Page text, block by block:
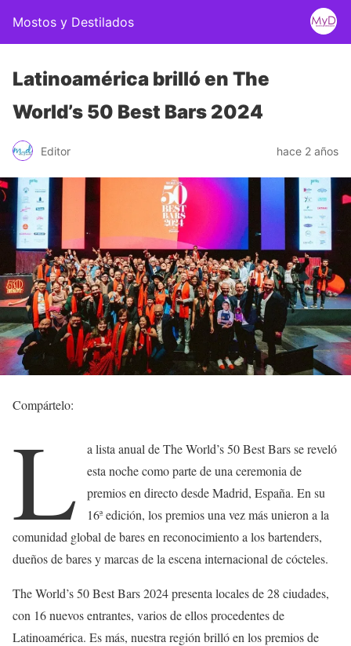
Mostos y Destilados
Latinoamérica brilló en The
World’s 50 Best Bars 2024
Editor hace 2 años
Compártelo:
L
a lista anual de The World’s 50 Best Bars se reveló
esta noche como parte de una ceremonia de
premios en directo desde Madrid, España. En su
16ª edición, los premios una vez más unieron a la
comunidad global de bares en reconocimiento a los bartenders,
dueños de bares y marcas de la escena internacional de cócteles.
The World’s 50 Best Bars 2024 presenta locales de 28 ciudades,
con 16 nuevos entrantes, varios de ellos procedentes de
Latinoamérica. Es más, nuestra región brilló en los premios de